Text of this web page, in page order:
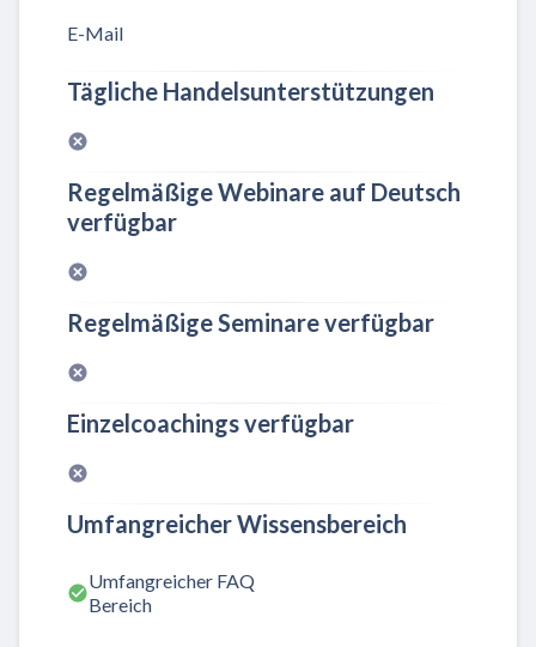
E-Mail
Tägliche Handelsunterstützungen
Regelmäßige Webinare auf Deutsch
verfügbar
Regelmäßige Seminare verfügbar
Einzelcoachings verfügbar
Umfangreicher Wissensbereich
Umfangreicher FAQ
Bereich